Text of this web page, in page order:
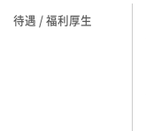
待遇 / 福利厚生